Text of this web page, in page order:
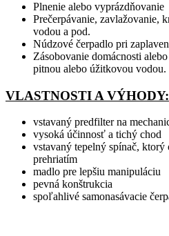
Plnenie alebo vyprázdňovanie
Prečerpávanie, zavlažovanie,
vodou a pod.
Núdzové čerpadlo pri
Zásobovanie domácnosti
pitnou alebo úžitkovou vodou.
VLASTNOSTI A VÝHODY:
vstavaný predfilter na
vysoká účinnosť a tichý chod
vstavaný tepelný spínač,
prehriatím
madlo pre lepšiu manipuláciu
pevná konštrukcia
spoľahlivé samonasávacie